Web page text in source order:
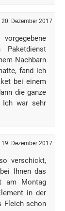
20. Dezember 2017
Nachbarn
fand ich
bei einem
die ganze
Ich war sehr
19. Dezember 2017
verschickt,
Ihnen das
am Montag
in der
Fleich schon